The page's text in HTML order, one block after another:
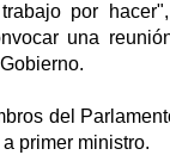
por
una
del
primer ministro.